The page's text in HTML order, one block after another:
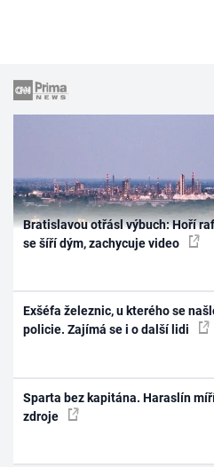
Bratislavou otřásl výbuch: Hoří
se šíří dým, zachycuje video
Exšéfa železnic, u kterého se
policie. Zajímá se i o další lidi
Sparta bez kapitána. Haraslín
zdroje